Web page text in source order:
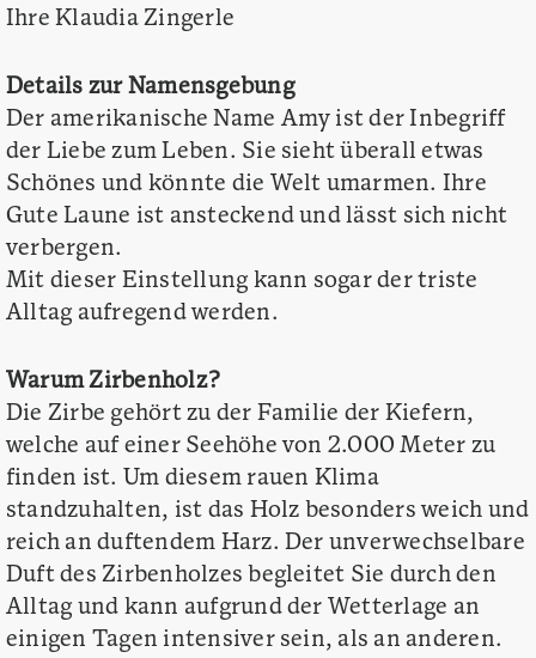
Ihre Klaudia Zingerle
Details zur Namensgebung
Der amerikanische Name Amy ist der Inbegriff
der Liebe zum Leben. Sie sieht überall etwas
Schönes und könnte die Welt umarmen. Ihre
Gute Laune ist ansteckend und lässt sich nicht
verbergen.
Mit dieser Einstellung kann sogar der triste
Alltag aufregend werden.
Warum Zirbenholz?
Die Zirbe gehört zu der Familie der Kiefern,
welche auf einer Seehöhe von 2.000 Meter zu
finden ist. Um diesem rauen Klima
standzuhalten, ist das Holz besonders weich und
reich an duftendem Harz. Der unverwechselbare
Duft des Zirbenholzes begleitet Sie durch den
Alltag und kann aufgrund der Wetterlage an
einigen Tagen intensiver sein, als an anderen.